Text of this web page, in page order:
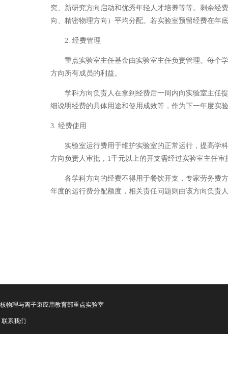
究、新研究方向启动和优秀年轻人才培养等等。剩余经
向、精密物理方向）平均分配。若实验室预留经费在年
2. 经费管理
重点实验室主任基金由实验室主任负责管理。每个学
方向所有成员的利益。
学科方向负责人在拿到经费后一周内向实验室主任提
细说明经费的具体用途和使用成效等，作为下一年度实
3. 经费使用
实验室运行费用于维护实验室的正常运行，提高学科
方向负责人审批，1千元以上的开支需经过实验室主任审
各学科方向的经费不得用于餐饮开支，专家劳务费方
年度的运行费分配额度，相关责任问题则由该方向负责
核物理与离子束应用教育部重点实验室
联系我们